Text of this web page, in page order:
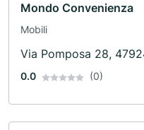
Mondo Convenienza
Mobili
Via Pomposa 28,
0.0 (0)